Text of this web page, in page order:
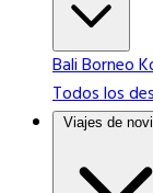
BaliBorneo
Todos los
Viajes de